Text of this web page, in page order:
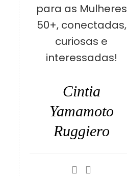
para as Mulheres
50+, conectadas,
curiosas e
interessadas!
Cintia
Yamamoto
Ruggiero